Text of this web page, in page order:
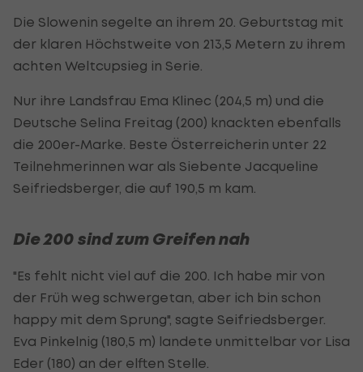
Die Slowenin segelte an ihrem 20. Geburtstag mit
der klaren Höchstweite von 213,5 Metern zu ihrem
achten Weltcupsieg in Serie.
Nur ihre Landsfrau Ema Klinec (204,5 m) und die
Deutsche Selina Freitag (200) knackten ebenfalls
die 200er-Marke. Beste Österreicherin unter 22
Teilnehmerinnen war als Siebente Jacqueline
Seifriedsberger, die auf 190,5 m kam.
Die 200 sind zum Greifen nah
"Es fehlt nicht viel auf die 200. Ich habe mir von
der Früh weg schwergetan, aber ich bin schon
happy mit dem Sprung", sagte Seifriedsberger.
Eva Pinkelnig (180,5 m) landete unmittelbar vor Lisa
Eder (180) an der elften Stelle.